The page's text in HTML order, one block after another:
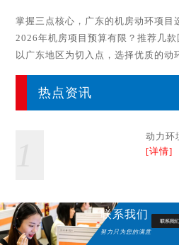
热点资讯
动力环
[详情]
联系我们
努力只为您的满意